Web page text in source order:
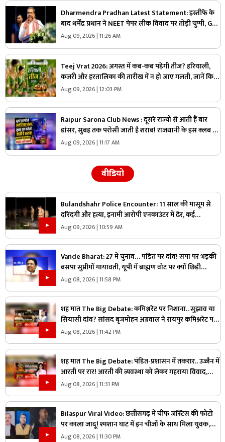
Dharmendra Pradhan Latest Statement: इस्तीफे के
बाद धर्मेंद्र प्रधान ने NEET पेपर लीक विवाद पर तोड़ी चुप्पी, Gen
Z को लेकर कह दी ये बड़ी बात
Aug 09, 2026 | 11:26 AM
Teej Vrat 2026: अगस्त में कब-कब पड़ेगी तीज? हरियाली,
कजरी और हरतालिका की तारीख में न हो जाए गलती, जानें किस
दिन रखना है कौन-सा व्रत
Aug 09, 2026 | 12:03 PM
Raipur Sarona Club News : दूसरे राज्यों से आती हैं बार
डांसर, सुबह तक परोसी जाती है शराब! राजधानी के इस क्लब का
VIDEO सामने आते ही मचा हड़कंप
Aug 09, 2026 | 11:17 AM
वीडियो
Bulandshahr Police Encounter: 11 साल की मासूम से
दरिंदगी और हत्या, इनामी आरोपी एनकाउंटर में ढेर, कई
पुलिसकर्मी भी घायल
Aug 09, 2026 | 10:59 AM
Vande Bharat: 27 में चुनाव… पंडित पर दांव! सपा पर भड़की
बसपा सुप्रीमों मायावती, यूपी में ब्राह्मण वोट पर क्यों छिड़ी
महाभारत?
Aug 08, 2026 | 11:58 PM
शह मात The Big Debate: कमिश्नरेट पर निशाना.. सुझाव या
सियासी दांव? सांसद बृजमोहन अग्रवाल ने रायपुर कमिश्नरेट पर
उठाए सवाल, क्या वाकई में सिस्टम में सुधार की है जरूरत
Aug 08, 2026 | 11:42 PM
शह मात The Big Debate: पंडित-प्रशासन में तकरार.. उज्जैन में
आरती पर रार! आरती की व्यवस्था को लेकर गहराया विवाद,
आरती के अधिकार को लेकर क्यों उग्र हुए पंडित?
Aug 08, 2026 | 11:31 PM
Bilaspur Viral Video: छत्तीसगढ़ में चीफ जस्टिस की फोटो
पर काला जादू! श्मशान घाट में इन चीजों के साथ मिला युवक,
देखिए ये पूरा वीडियो
Aug 08, 2026 | 11:30 PM